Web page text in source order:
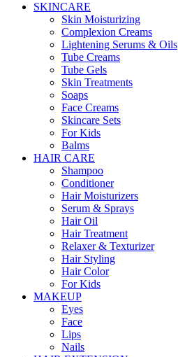
SKINCARE
Skin Moisturizing
Complexion Creams
Lightening Serums & Oils
Tube Creams
Tube Gels
Skin Treatments
Soaps
Face Creams
Skincare Sets
For Kids
Balms
HAIR CARE
Shampoo
Conditioner
Hair Moisturizers
Serum & Sprays
Hair Oil
Hair Treatment
Relaxer & Texturizer
Hair Styling
Hair Color
For Kids
MAKEUP
Eyes
Face
Lips
Nails